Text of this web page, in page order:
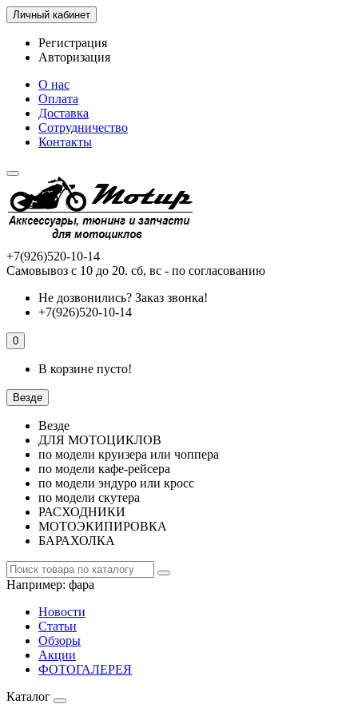
Личный кабинет
Регистрация
Авторизация
О нас
Оплата
Доставка
Сотрудничество
Контакты
+7(926)520-10-14
Самовывоз с 10 до 20. сб, вс - по согласованию
Не дозвонились? Заказ звонка!
+7(926)520-10-14
0
В корзине пусто!
Везде
Везде
ДЛЯ МОТОЦИКЛОВ
по модели круизера или чоппера
по модели кафе-рейсера
по модели эндуро или кросс
по модели скутера
РАСХОДНИКИ
МОТОЭКИПИРОВКА
БАРАХОЛКА
Например: фара
Новости
Статьи
Обзоры
Акции
ФОТОГАЛЕРЕЯ
Каталог